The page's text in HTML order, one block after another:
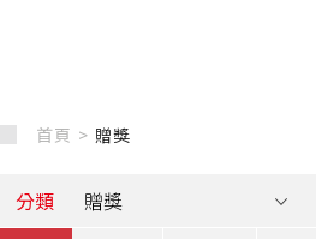
首頁 > 贈獎
分類